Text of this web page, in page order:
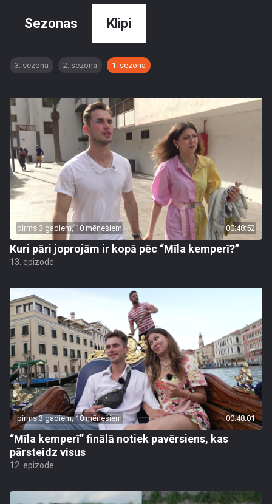
Sezonas Klipi
3. sezona 2. sezona 1. sezona
pirms 3 gadiem, 10 mēnešiem 00:48:52
Kuri pāri joprojām ir kopā pēc “Mīla kemperī?”
13. epizode
pirms 3 gadiem, 10 mēnešiem 00:48:01
“Mīla kemperī” finālā notiek pavērsiens, kas
pārsteidz visus
12. epizode